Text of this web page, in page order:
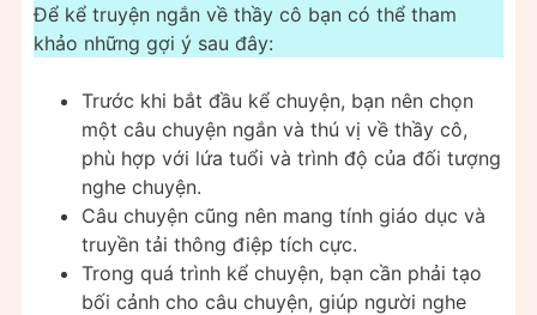
Để kể truyện ngắn về thầy cô bạn có thể tham
khảo những gợi ý sau đây:
Trước khi bắt đầu kể chuyện, bạn nên chọn
một câu chuyện ngắn và thú vị về thầy cô,
phù hợp với lứa tuổi và trình độ của đối tượng
nghe chuyện.
Câu chuyện cũng nên mang tính giáo dục và
truyền tải thông điệp tích cực.
Trong quá trình kể chuyện, bạn cần phải tạo
bối cảnh cho câu chuyện, giúp người nghe